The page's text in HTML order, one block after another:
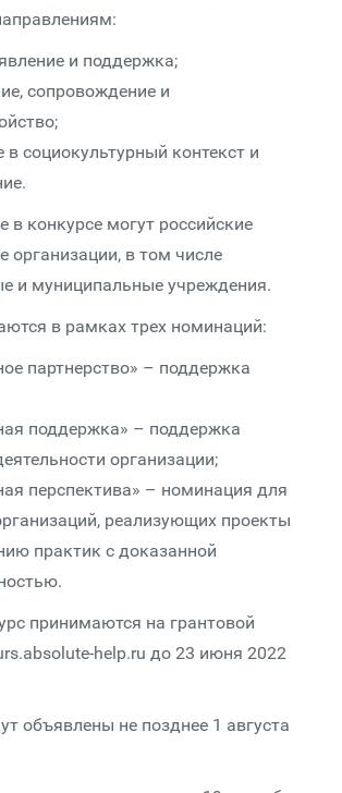
и поддержка;
сопровождение и
в социокультурный контекст и
в конкурсе могут российские
организации, в том числе
и муниципальные учреждения.
в рамках трех номинаций:
партнерство» – поддержка
поддержка» – поддержка
организации;
перспектива» – номинация для
реализующих проекты
практик с доказанной
принимаются на грантовой
help.ru до 23 июня 2022
объявлены не позднее 1 августа